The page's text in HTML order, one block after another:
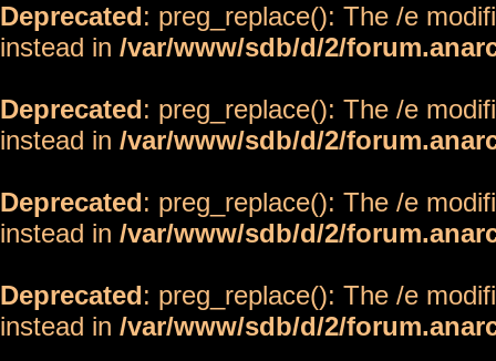
Deprecated: preg_replace(): The /e
instead in /var/www/sdb/d/2/
Deprecated: preg_replace(): The /e
instead in /var/www/sdb/d/2/
Deprecated: preg_replace(): The /e
instead in /var/www/sdb/d/2/
Deprecated: preg_replace(): The /e
instead in /var/www/sdb/d/2/